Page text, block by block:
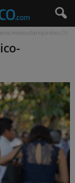
mexico-diariojuridico (1)